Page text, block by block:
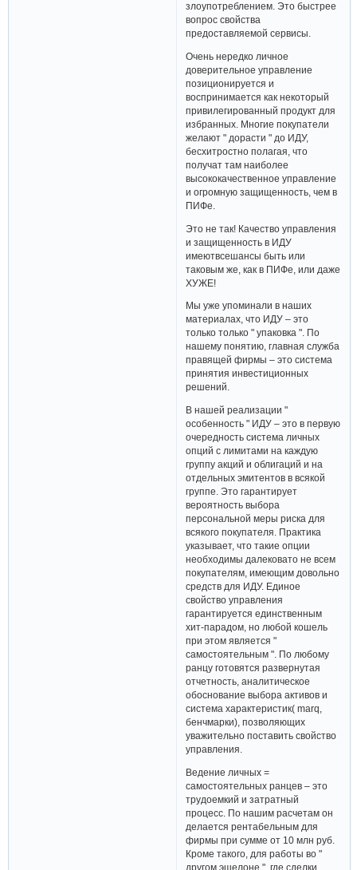
злоупотреблением. Это быстрее
вопрос свойства
предоставляемой сервисы.
Очень нередко личное
доверительное управление
позиционируется и
воспринимается как некоторый
привилегированный продукт для
избранных. Многие покупатели
желают " дорасти " до ИДУ,
бесхитростно полагая, что
получат там наиболее
высококачественное управление
и огромную защищенность, чем в
ПИФе.
Это не так! Качество управления
и защищенность в ИДУ
имеютвсешансы быть или
таковым же, как в ПИФе, или даже
ХУЖЕ!
Мы уже упоминали в наших
материалах, что ИДУ – это
только только " упаковка ". По
нашему понятию, главная служба
правящей фирмы – это система
принятия инвестиционных
решений.
В нашей реализации "
особенность " ИДУ – это в первую
очередность система личных
опций с лимитами на каждую
группу акций и облигаций и на
отдельных эмитентов в всякой
группе. Это гарантирует
вероятность выбора
персональной меры риска для
всякого покупателя. Практика
указывает, что такие опции
необходимы далековато не всем
покупателям, имеющим довольно
средств для ИДУ. Единое
свойство управления
гарантируется единственным
хит-парадом, но любой кошель
при этом является "
самостоятельным ". По любому
ранцу готовятся развернутая
отчетность, аналитическое
обоснование выбора активов и
система характеристик( marq,
бенчмарки), позволяющих
уважительно поставить свойство
управления.
Ведение личных =
самостоятельных ранцев – это
трудоемкий и затратный
процесс. По нашим расчетам он
делается рентабельным для
фирмы при сумме от 10 млн руб.
Кроме такого, для работы во "
другом эшелоне ", где сделки